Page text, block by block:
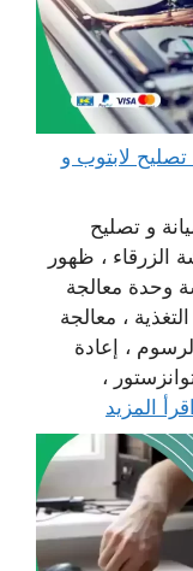
مهندس كمبيوتر الضباعية 65511033 تصليح لابتوب و
و تصليح
الزرقاء ، ظهور
وحدة معالجة
، معالجة
، إعادة
،
اقرأ المزيد